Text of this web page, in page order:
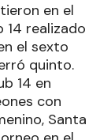
en el
14 realizado
el sexto
quinto.
14 en
con
Santa